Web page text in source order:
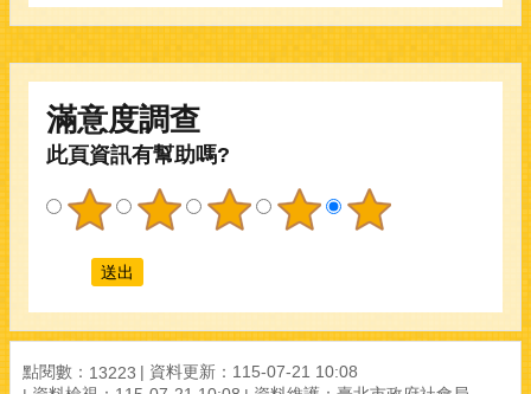
滿意度調查
此頁資訊有幫助嗎?
點閱數： 13223 資料更新： 115-07-21 10:08